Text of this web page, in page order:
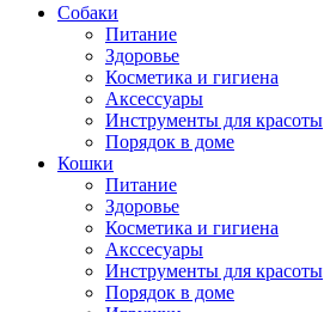
Собаки
Питание
Здоровье
Косметика и гигиена
Аксессуары
Инструменты для красоты
Порядок в доме
Кошки
Питание
Здоровье
Косметика и гигиена
Акссесуары
Инструменты для красоты
Порядок в доме